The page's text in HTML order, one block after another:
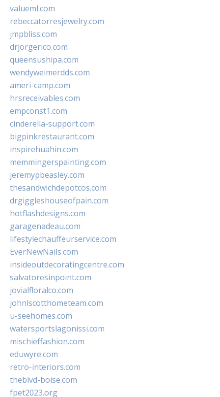
valueml.com
rebeccatorresjewelry.com
jmpbliss.com
drjorgerico.com
queensushipa.com
wendyweimerdds.com
ameri-camp.com
hrsreceivables.com
empconst1.com
cinderella-support.com
bigpinkrestaurant.com
inspirehuahin.com
memmingerspainting.com
jeremypbeasley.com
thesandwichdepotcos.com
drgiggleshouseofpain.com
hotflashdesigns.com
garagenadeau.com
lifestylechauffeurservice.com
EverNewNails.com
insideoutdecoratingcentre.com
salvatoresinpoint.com
jovialfloralco.com
johnlscotthometeam.com
u-seehomes.com
watersportslagonissi.com
mischieffashion.com
eduwyre.com
retro-interiors.com
theblvd-boise.com
fpet2023.org